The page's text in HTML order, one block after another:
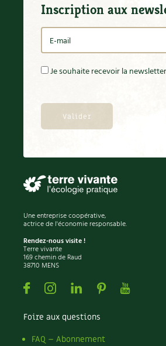
Parasite
Partenariat
Participatif
Patate douce
Pelouse
Permaculture
Pesticides
Petits pois
Piment
Pissenlit
Pizza
Plantes
Plantes d'extérieur
Plantes d'intérieur
Plantes médicinales
Plantes sauvages
Plants
Plastique
Inscription aux
Je souhaite recevoir la
Une entreprise coopérative,
actrice de l'économie responsable.
Rendez-nous visite !
Terre vivante
169 chemin de Raud
38710 MENS
FacebookInstagramLinkedin
PinterestYoutube
Foire aux questions
FAQ – Abonnement